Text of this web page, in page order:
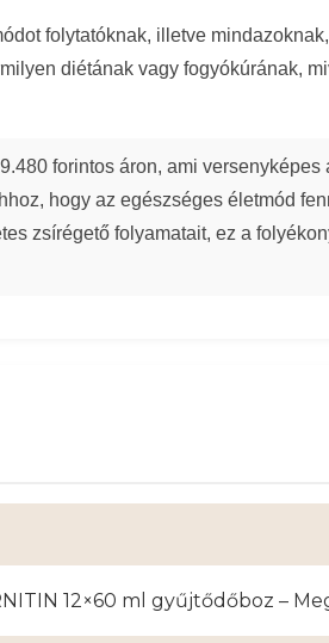
folytatóknak, illetve
diétának vagy fogyókúrának,
forintos áron, ami versenyképes
hogy az egészséges életmód
zsírégető folyamatait, ez a
12×60 ml gyűjtődőboz –